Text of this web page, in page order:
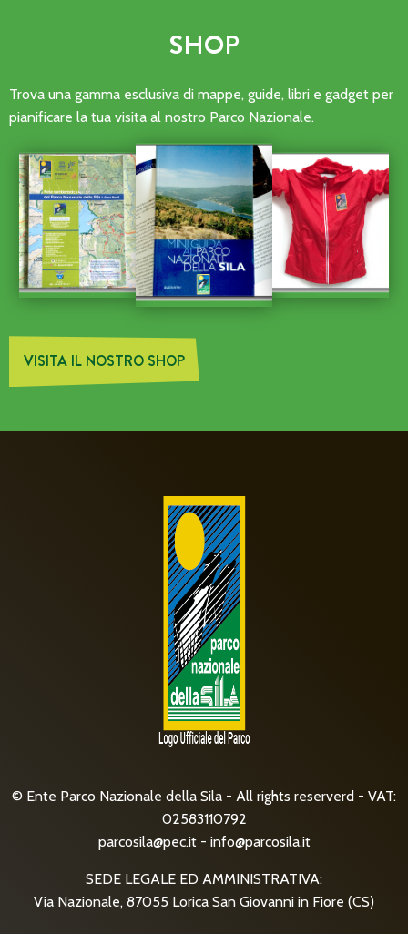
SHOP
Trova una gamma esclusiva di mappe, guide, libri e gadget per
pianificare la tua visita al nostro Parco Nazionale.
VISITA IL NOSTRO SHOP
© Ente Parco Nazionale della Sila - All rights reserverd - VAT:
02583110792
parcosila@pec.it- info@parcosila.it
SEDE LEGALE ED AMMINISTRATIVA:
Via Nazionale, 87055 Lorica San Giovanni in Fiore (CS)